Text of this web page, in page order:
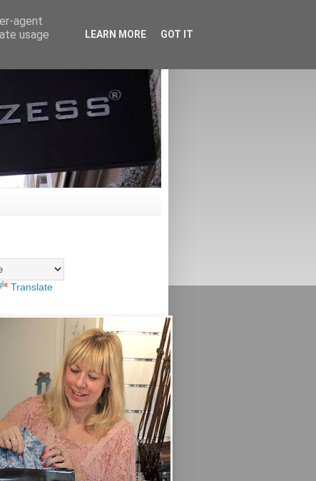
Translate
agent
usage
LEARN MORE GOT IT